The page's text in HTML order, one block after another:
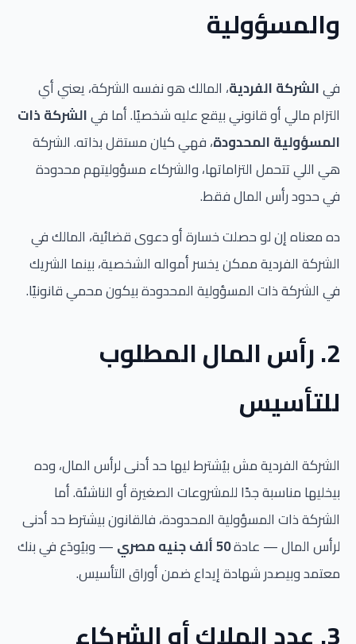
والمسؤولية
فيالشركة الفردية، المالك هو نفسه الشركة، يعني أي
التزام مالي أو قانوني بيقع عليه شخصيًا. أما فيالشركة ذات
المسؤولية المحدودة، فهي كيان مستقل بذاته. الشركة
هي اللي تتحمل التزاماتها، والشركاء مسؤوليتهم محدودة
في حدود رأس المال فقط.
ده معناه إن لو حصلت خسارة أو دعوى قضائية، المالك في
الشركة الفردية ممكن يخسر أمواله الشخصية، بينما الشريك
في الشركة ذات المسؤولية المحدودة بيكون محمي قانونيًا.
2. رأس المال المطلوب
للتأسيس
الشركة الفردية مش بيُشترط ليها حد أدنى لرأس المال، وده
بيخليها مناسبة جدًا للمشروعات الصغيرة أو الناشئة. أما
الشركة ذات المسؤولية المحدودة، فالقانون بيشترط حد أدنى
لرأس المال — عادة50 ألف جنيه مصري
— وبيُودَع في بنك
معتمد وبيصدر شهادة إيداع ضمن أوراق التأسيس.